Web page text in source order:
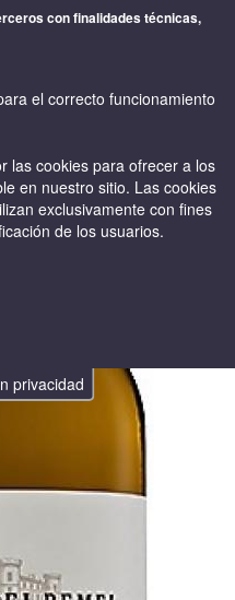
privacidad
con finalidades técnicas,
el correcto funcionamiento
las cookies para ofrecer a los
en nuestro sitio. Las cookies
exclusivamente con fines
de los usuarios.